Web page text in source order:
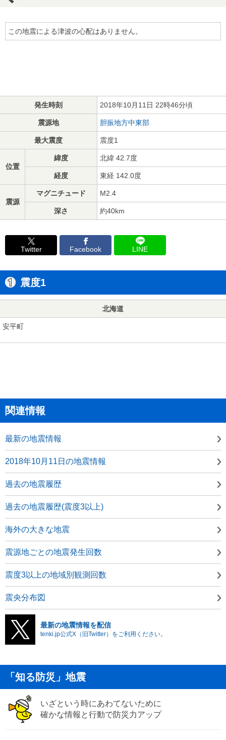
この地震による津波の心配はありません。
発生時刻 2018年10月11日 22時46分頃
震源地 胆振地方中東部
最大震度 震度1
位置
緯度 北緯 42.7度
経度 東経 142.0度
震源
マグニチュード M2.4
深さ 約40km
Twitter Facebook LINE
震度1
北海道
安平町
関連情報
最新の地震情報
2018年10月11日の地震情報
過去の地震履歴
過去の地震履歴(震度3以上)
海外の大きな地震
震源地ごとの地震発生回数
震度3以上の地域別観測回数
震央分布図
最新の地震情報を配信
tenki.jp公式X（旧Twitter）をご利用ください。
「知る防災」地震
いざという時にあわてないために
確かな情報と行動で防災力アップ